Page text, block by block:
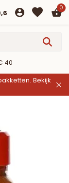
0
✔
Bekijk